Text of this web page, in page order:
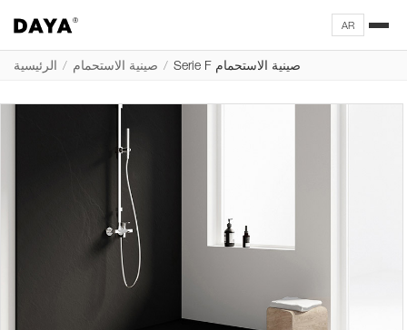
AR
الرئيسية / صينية الاستحمام / Serie F صينية الاستحمام